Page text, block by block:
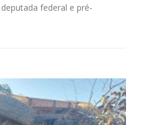
federal e pré-